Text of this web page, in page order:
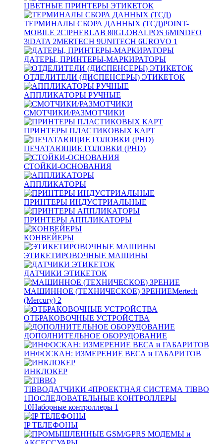
ЦВЕТНЫЕ ПРИНТЕРЫ ЭТИКЕТОК
ТЕРМИНАЛЫ СБОРА ДАННЫХ (ТСД)POINT-
MOBILE 2CIPHERLAB 80GLOBALPOS 6MINDEO
3iDATA 2MERTECH 9UNITECH 6UROVO 1
ДАТЕРЫ, ПРИНТЕРЫ-МАРКИРАТОРЫ
ОТДЕЛИТЕЛИ (ДИСПЕНСЕРЫ) ЭТИКЕТОК
АППЛИКАТОРЫ РУЧНЫЕ
СМОТЧИКИ/РАЗМОТЧИКИ
ПРИНТЕРЫ ПЛАСТИКОВЫХ КАРТ
ПЕЧАТАЮЩИЕ ГОЛОВКИ (PHD)
СТОЙКИ-ОСНОВАНИЯ
АППЛИКАТОРЫ
ПРИНТЕРЫ ИНДУСТРИАЛЬНЫЕ
ПРИНТЕРЫ АППЛИКАТОРЫ
КОНВЕЙЕРЫ
ЭТИКЕТИРОВОЧНЫЕ МАШИНЫ
ДАТЧИКИ ЭТИКЕТОК
МАШИННОЕ (ТЕХНИЧЕСКОЕ) ЗРЕНИЕMertech
(Mercury) 2
ОТБРАКОВОЧНЫЕ УСТРОЙСТВА
ДОПОЛНИТЕЛЬНОЕ ОБОРУДОВАНИЕ
ИНФОСКАН: ИЗМЕРЕНИЕ ВЕСА и ГАБАРИТОВ
ИНКЛОКЕР
TIBBOДАТЧИКИ 4ПРОЕКТНАЯ СИСТЕМА TIBBO
1ПОСЛЕДОВАТЕЛЬНЫЕ КОНТРОЛЛЕРЫ
10Наборные контроллеры 1
IP ТЕЛЕФОНЫ